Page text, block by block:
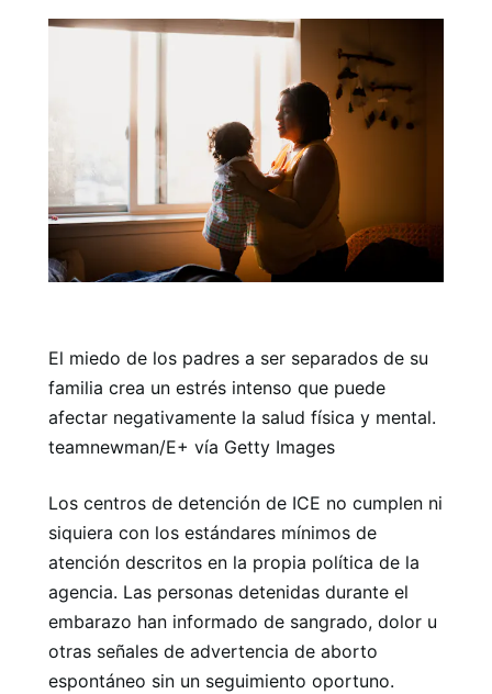
El miedo de los padres a ser separados de su
familia crea un estrés intenso que puede
afectar negativamente la salud física y mental.
teamnewman/E+ vía Getty Images
Los centros de detención de ICE no cumplen ni
siquiera con los estándares mínimos de
atención descritos en la propia política de la
agencia. Las personas detenidas durante el
embarazo han informado de sangrado, dolor u
otras señales de advertencia de aborto
espontáneo sin un seguimiento oportuno.